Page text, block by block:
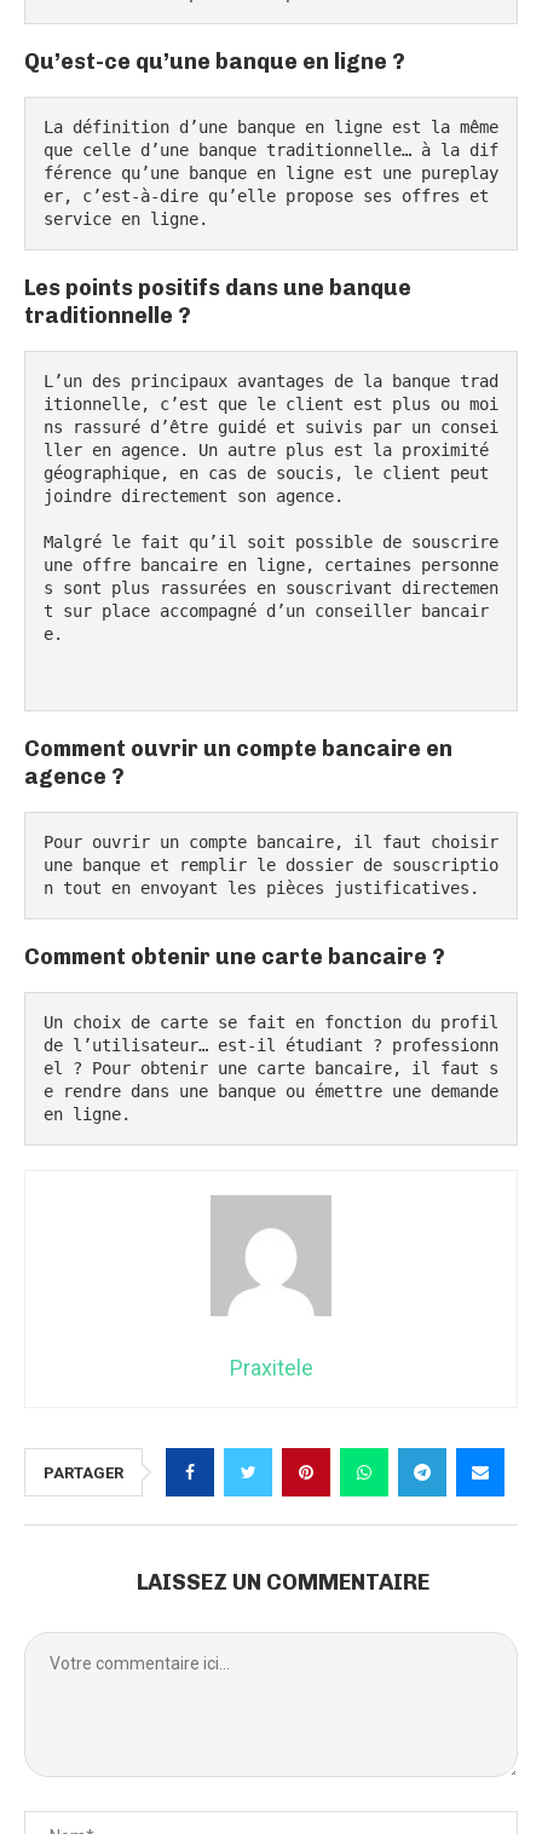
Qu’est-ce qu’une banque en ligne ?
La définition d’une banque en ligne est la même
que celle d’une banque traditionnelle… à la dif
férence qu’une banque en ligne est une pureplay
er, c’est-à-dire qu’elle propose ses offres et
service en ligne.
Les points positifs dans une banque
traditionnelle ?
L’un des principaux avantages de la banque trad
itionnelle, c’est que le client est plus ou moi
ns rassuré d’être guidé et suivis par un consei
ller en agence. Un autre plus est la proximité
géographique, en cas de soucis, le client peut
joindre directement son agence.
Malgré le fait qu’il soit possible de souscrire
une offre bancaire en ligne, certaines personne
s sont plus rassurées en souscrivant directemen
t sur place accompagné d’un conseiller bancair
e.
Comment ouvrir un compte bancaire en
agence ?
Pour ouvrir un compte bancaire, il faut choisir
une banque et remplir le dossier de souscriptio
n tout en envoyant les pièces justificatives.
Comment obtenir une carte bancaire ?
Un choix de carte se fait en fonction du profil
de l’utilisateur… est-il étudiant ? professionn
el ? Pour obtenir une carte bancaire, il faut s
e rendre dans une banque ou émettre une demande
en ligne.
Praxitele
PARTAGER
LAISSEZ UN COMMENTAIRE